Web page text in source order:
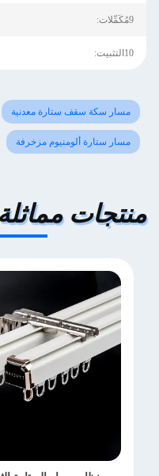
9مُكَمِّلات:
10التثبيت:
مسار سكة سقف ستارة معدنية
مسار ستارة ألومنيوم مزخرفة
منتجات مماثلة